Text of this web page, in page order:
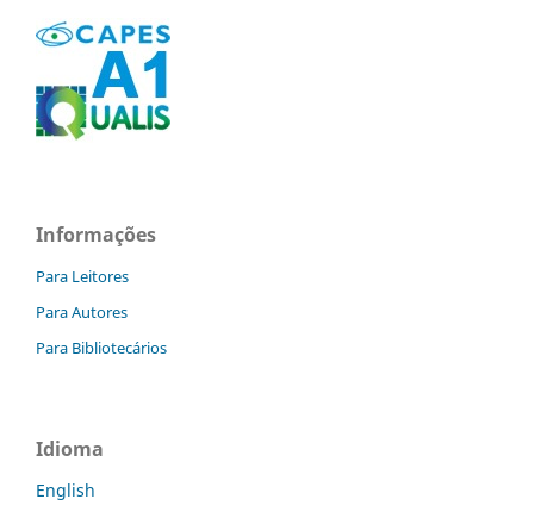
Informações
Para Leitores
Para Autores
Para Bibliotecários
Idioma
English